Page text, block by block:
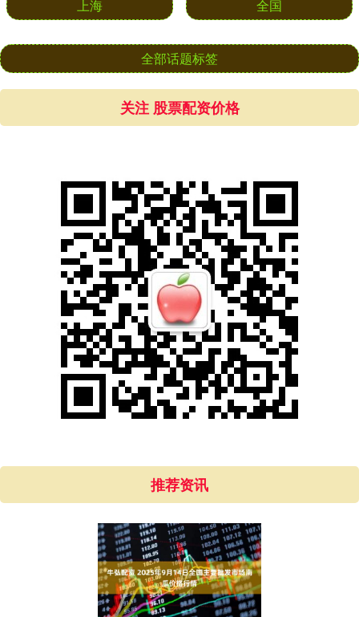
上海 全国
全部话题标签
关注 股票配资价格
推荐资讯